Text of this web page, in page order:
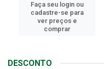
Faça seu login ou
cadastre-se para
ver preços e
comprar
DESCONTO